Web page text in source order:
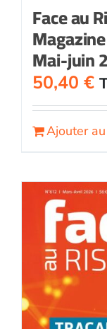
Face au
Mai-juin
50,40 €
Ajouter